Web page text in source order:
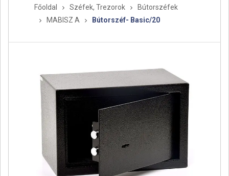
Főoldal Széfek, Trezorok
Bútorszéfek
MABISZ A
Bútorszéf- Basic/20